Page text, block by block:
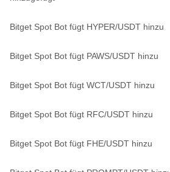
Bitget Spot Bot fügt HYPER/USDT hinzu
Bitget Spot Bot fügt PAWS/USDT hinzu
Bitget Spot Bot fügt WCT/USDT hinzu
Bitget Spot Bot fügt RFC/USDT hinzu
Bitget Spot Bot fügt FHE/USDT hinzu